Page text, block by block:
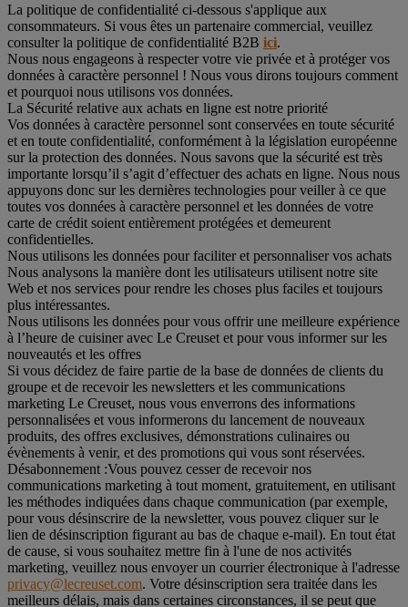
La politique de confidentialité ci-dessous s'applique aux
consommateurs. Si vous êtes un partenaire commercial, veuillez
consulter la politique de confidentialité B2B ici.
Nous nous engageons à respecter votre vie privée et à protéger vos
données à caractère personnel ! Nous vous dirons toujours comment
et pourquoi nous utilisons vos données.
La Sécurité relative aux achats en ligne est notre priorité
Vos données à caractère personnel sont conservées en toute sécurité
et en toute confidentialité, conformément à la législation européenne
sur la protection des données. Nous savons que la sécurité est très
importante lorsqu’il s’agit d’effectuer des achats en ligne. Nous nous
appuyons donc sur les dernières technologies pour veiller à ce que
toutes vos données à caractère personnel et les données de votre
carte de crédit soient entièrement protégées et demeurent
confidentielles.
Nous utilisons les données pour faciliter et personnaliser vos achats
Nous analysons la manière dont les utilisateurs utilisent notre site
Web et nos services pour rendre les choses plus faciles et toujours
plus intéressantes.
Nous utilisons les données pour vous offrir une meilleure expérience
à l’heure de cuisiner avec Le Creuset et pour vous informer sur les
nouveautés et les offres
Si vous décidez de faire partie de la base de données de clients du
groupe et de recevoir les newsletters et les communications
marketing Le Creuset, nous vous enverrons des informations
personnalisées et vous informerons du lancement de nouveaux
produits, des offres exclusives, démonstrations culinaires ou
évènements à venir, et des promotions qui vous sont réservées.
Désabonnement :Vous pouvez cesser de recevoir nos
communications marketing à tout moment, gratuitement, en utilisant
les méthodes indiquées dans chaque communication (par exemple,
pour vous désinscrire de la newsletter, vous pouvez cliquer sur le
lien de désinscription figurant au bas de chaque e-mail). En tout état
de cause, si vous souhaitez mettre fin à l'une de nos activités
marketing, veuillez nous envoyer un courrier électronique à l'adresse
privacy@lecreuset.com. Votre désinscription sera traitée dans les
meilleurs délais, mais dans certaines circonstances, il se peut que